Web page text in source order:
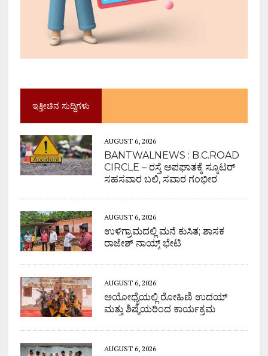
ಇತ್ತೀಚಿನ ಸುದ್ದಿಗಳು
AUGUST 6, 2026
BANTWALNEWS : B.C.ROAD
CIRCLE – ರಸ್ತೆ ಅಪಘಾತಕ್ಕೆ ಸ್ಕೂಟರ್
ಸಹಸವಾರ ಬಲಿ, ಸವಾರ ಗಂಭೀರ
AUGUST 6, 2026
ಉಳಿಗ್ರಾಮದಲ್ಲಿ ಮನೆ ಕುಸಿತ; ಶಾಸಕ
ರಾಜೇಶ್ ನಾಯ್ಕ್ ಭೇಟಿ
AUGUST 6, 2026
ಅಯೋಧ್ಯೆಯಲ್ಲಿ ರೋಹಿಣಿ ಉದಯ್
ಮತ್ತು ಶಿಷ್ಯೆಯರಿಂದ ಕಾರ್ಯಕ್ರಮ
AUGUST 6, 2026